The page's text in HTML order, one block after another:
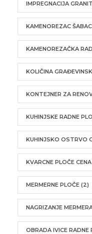
IMPREGNACIJA
KAMENOREZAC ŠABAC
KAMENOREZAČKA
KOLIČINA
KONTEJNER ZA
KUHINJSKE RADNE
KUHINJSKO OSTRVO
KVARCNE PLOČE CENA
MERMERNE PLOČE (2)
NAGRIZANJE
OBRADA IVICE RADNE